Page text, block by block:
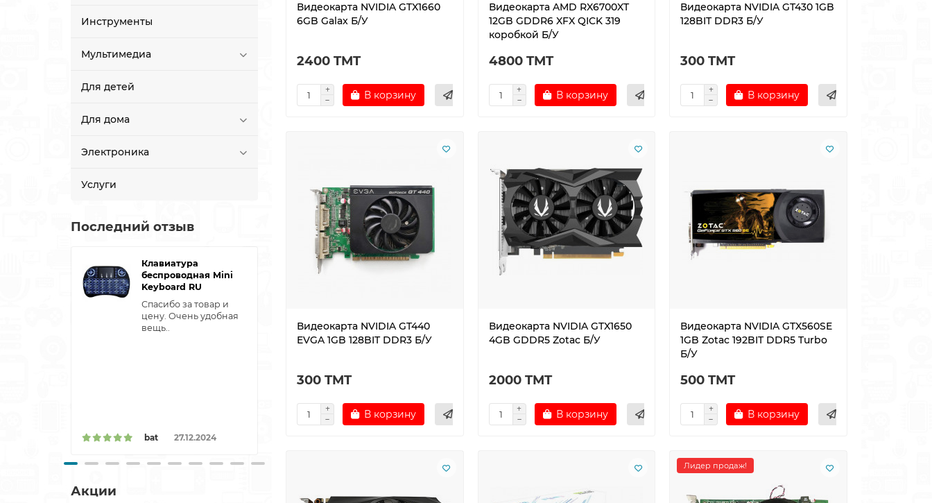
Инструменты
Мультимедиа
Для детей
Для дома
Электроника
Услуги
Последний отзыв
Клавиатура
беспроводная Mini
Keyboard RU
Спасибо за товар и
цену. Очень удобная
вещь..
bat 27.12.2024
Клавиатура
Друг купил эту
клавиатуру, по цене
достойный, качество
пластика на у..
Подробнее
да идеальный Блок
питания для данной
цена за комплект?
Admin: Здравствуйте,
Акции
Видеокарта NVIDIA GTX1660
6GB Galax Б/У
2400 TMT
В корзину
Видеокарта AMD RX6700XT
12GB GDDR6 XFX QICK 319
коробкой Б/У
4800 TMT
В корзину
Видеокарта NVIDIA GT430 1GB
128BIT DDR3 Б/У
300 TMT
В корзину
Видеокарта NVIDIA GT440
EVGA 1GB 128BIT DDR3 Б/У
300 TMT
В корзину
Видеокарта NVIDIA GTX1650
4GB GDDR5 Zotac Б/У
2000 TMT
В корзину
Видеокарта NVIDIA GTX560SE
1GB Zotac 192BIT DDR5 Turbo
Б/У
500 TMT
В корзину
Лидер продаж!